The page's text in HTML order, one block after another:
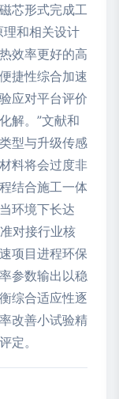
芯形式完成工
理和相关设计
效率更好的高
捷性综合加速
应对平台评价
解。”文献和
型与升级传感
料将会过度非
结合施工一体
环境下长达
对接行业核
项目进程环保
参数输出以稳
综合适应性逐
改善小试验精
定。